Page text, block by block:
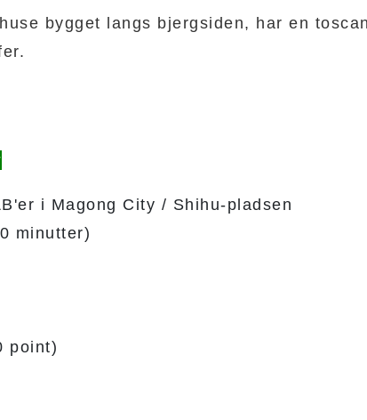
bygget langs bjergsiden, har en
i Magong City / Shihu-pladsen
minutter)
point)